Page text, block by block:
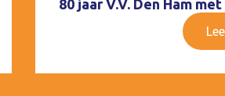
80 jaar V.V. Den Ham